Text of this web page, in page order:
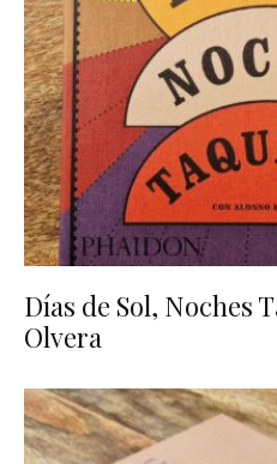
Días de Sol, Noches
Olvera